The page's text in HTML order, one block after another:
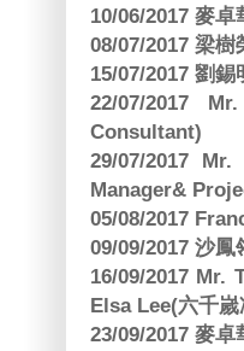
10/06/2017 麥
08/07/2017 梁
15/07/2017 劉
22/07/2017
Consultant)
29/07/2017
Manager&
05/08/2017
09/09/2017 沙
16/09/2017 Mr.
Elsa Lee(六千
23/09/2017 麥